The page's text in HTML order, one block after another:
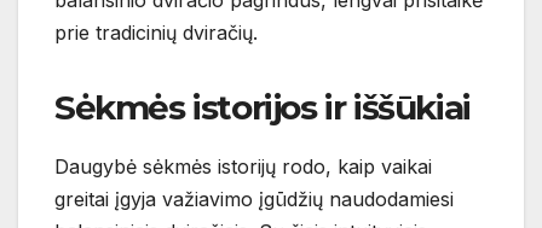
prie tradicinių dviračių.
Sėkmės istorijos ir iššūkiai
Daugybė sėkmės istorijų rodo, kaip vaikai
greitai įgyja važiavimo įgūdžių naudodamiesi